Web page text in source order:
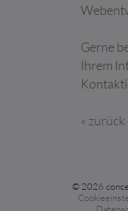
Gerne
Ihrem
« zurück
© 2026
Platforms,
Inc.
LinkedIn
LinkedIn